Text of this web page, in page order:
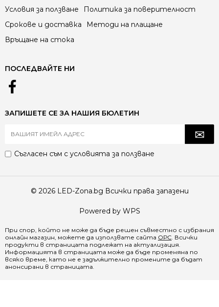
Условия за ползване
Политика за поверителност
Срокове и доставка
Методи на плащане
Връщане на стока
ПОСЛЕДВАЙТЕ НИ
ЗАПИШЕТЕ СЕ ЗА НАШИЯ БЮЛЕТИН
Съгласен съм с условията за ползване
© 2026 LED-Zona.bg Всички права запазени
Powered by WPS
При спор, който не може да бъде решен съвместно с избрания
онлайн магазин, можете да използвате сайта ОРС . Всички
продукти в страницата подлежат на актуализация.
Информацията в страницата може да бъде променяна по
всяко време, като не е задължително промените да бъдат
анонсирани в страницата.